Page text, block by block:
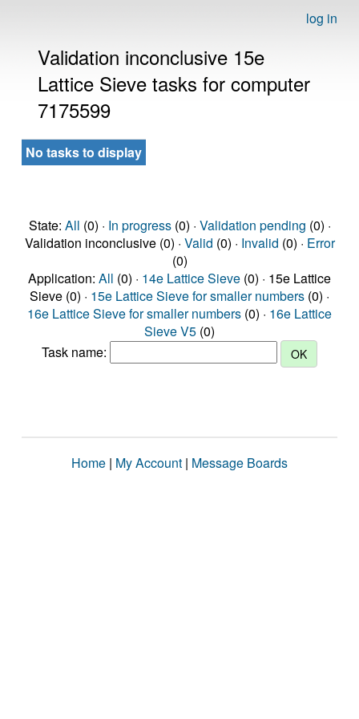
log in
Validation inconclusive 15e
Lattice Sieve tasks for computer
7175599
No tasks to display
State: All (0) · In progress(0) · Validation pending (0) ·
Validation inconclusive (0) · Valid (0) · Invalid (0) · Error
(0)
Application: All (0) · 14e Lattice Sieve (0) · 15e Lattice
Sieve (0) · 15e Lattice Sieve for smaller numbers (0) ·
16e Lattice Sieve for smaller numbers (0) · 16e Lattice
Sieve V5 (0)
Task name:
Home | My Account | Message Boards